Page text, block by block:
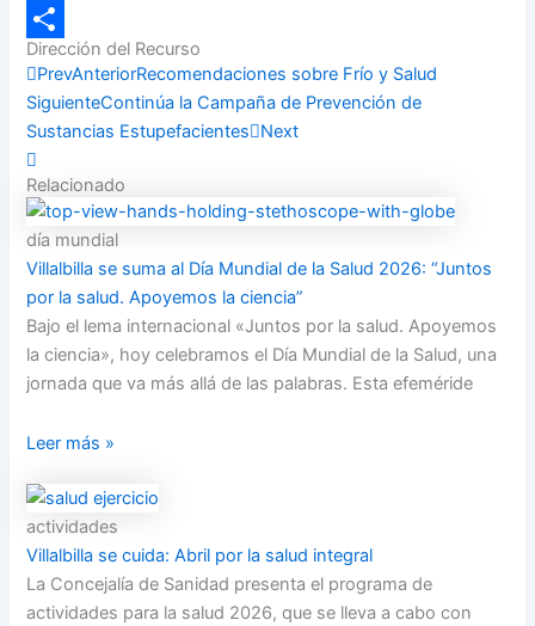
Email
Compartir
Dirección del Recurso
PrevAnteriorRecomendaciones sobre Frío y Salud
SiguienteContinúa la Campaña de Prevención de
Sustancias Estupefacientes
Next
Relacionado
día mundial
Villalbilla se suma al Día Mundial de la Salud 2026: “Juntos
por la salud. Apoyemos la ciencia”
Bajo el lema internacional «Juntos por la salud. Apoyemos
la ciencia», hoy celebramos el Día Mundial de la Salud, una
jornada que va más allá de las palabras. Esta efeméride
Leer más »
actividades
Villalbilla se cuida: Abril por la salud integral
La Concejalía de Sanidad presenta el programa de
actividades para la salud 2026, que se lleva a cabo con